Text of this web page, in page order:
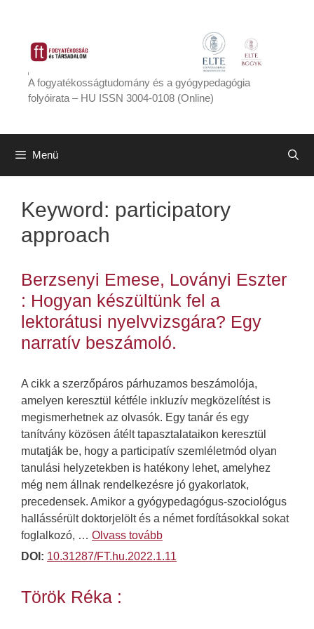
tartalomba
A fogyatékosságtudomány és a gyógypedagógia
folyóirata – HU ISSN 3004-0108 (Online)
Menü
Keyword: participatory
approach
Berzsenyi Emese, Loványi Eszter
: Hogyan készültünk fel a
lektorátusi nyelvvizsgára? Egy
narratív beszámoló.
A cikk a szerzőpáros párhuzamos beszámolója,
amelyen keresztül kétféle inkluzív megközelítést is
megismerhetnek az olvasók. Egy tanár és egy
tanítvány közösen átélt tapasztalataikon keresztül
mutatják be, hogy a participatív szemléletmód olyan
tanulási helyzetekben is hatékony lehet, amelyhez
még nem állnak rendelkezésre jó gyakorlatok,
precedensek. Amikor a gyógypedagógus-szociológus
hallássérült doktorjelölt és a német fordításokkal sokat
foglalkozó, … Olvass tovább
DOI: 10.31287/FT.hu.2022.1.11
Török Réka :